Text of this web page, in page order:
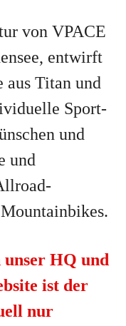
von VPACE
entwirft
aus Titan und
Sport-
und
und
unser HQ und
ist der
nur